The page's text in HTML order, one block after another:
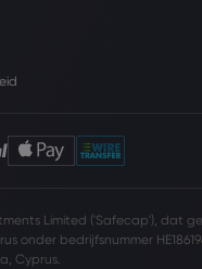
Limited ('Safecap'), dat
onder bedrijfsnummer
Cyprus.